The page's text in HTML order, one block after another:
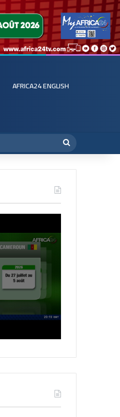
AFRICA24 ENGLISH